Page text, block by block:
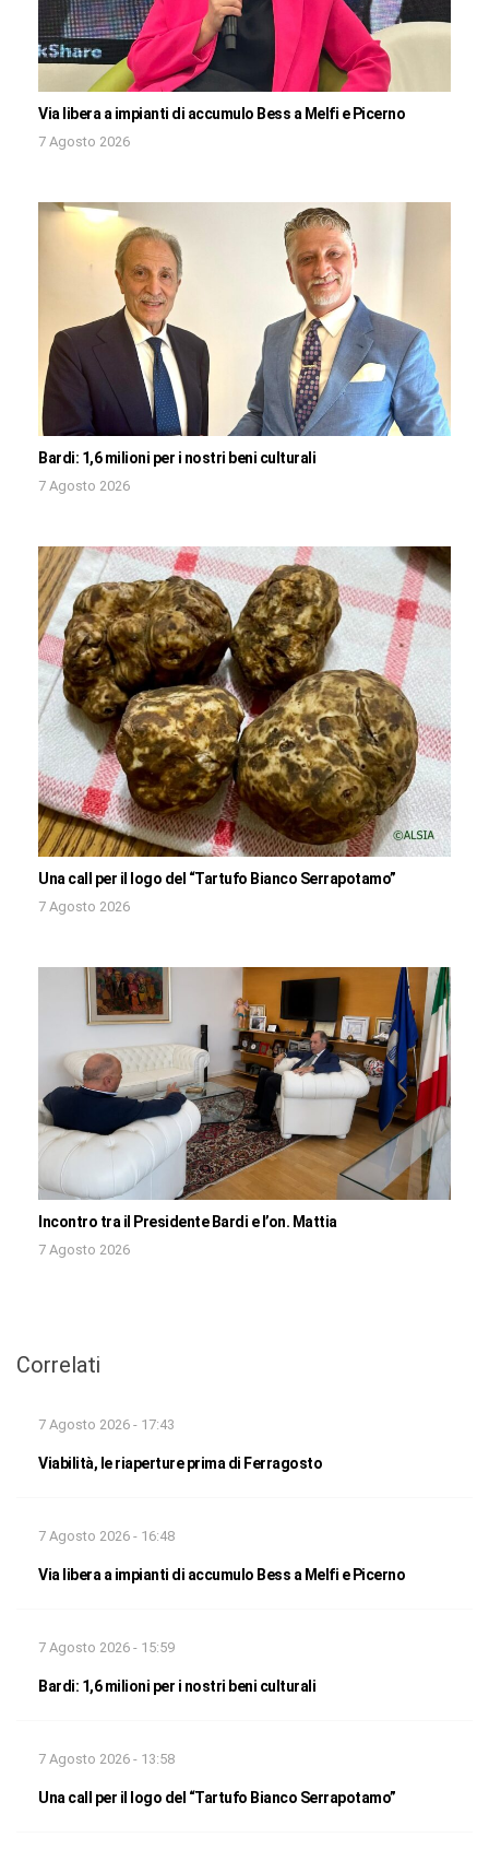
Via libera a impianti di accumulo Bess a Melfi e Picerno
7 Agosto 2026
Bardi: 1,6 milioni per i nostri beni culturali
7 Agosto 2026
Una call per il logo del “Tartufo Bianco Serrapotamo”
7 Agosto 2026
Incontro tra il Presidente Bardi e l’on. Mattia
7 Agosto 2026
Correlati
7 Agosto 2026 - 17:43
Viabilità, le riaperture prima di Ferragosto
7 Agosto 2026 - 16:48
Via libera a impianti di accumulo Bess a Melfi e Picerno
7 Agosto 2026 - 15:59
Bardi: 1,6 milioni per i nostri beni culturali
7 Agosto 2026 - 13:58
Una call per il logo del “Tartufo Bianco Serrapotamo”